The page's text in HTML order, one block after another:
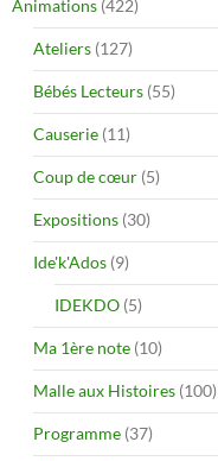
Animations (422)
Ateliers (127)
Bébés Lecteurs (55)
Causerie (11)
Coup de cœur (5)
Expositions (30)
Ide'k'Ados (9)
IDEKDO (5)
Ma 1ère note (10)
Malle aux Histoires (100)
Programme (37)